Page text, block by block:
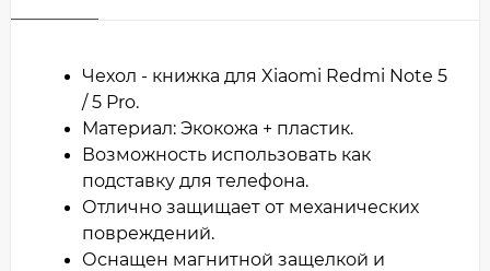
Чехол - книжка для Xiaomi Redmi Note 5
/ 5 Pro.
Материал: Экокожа + пластик.
Возможность использовать как
подставку для телефона.
Отлично защищает от механических
повреждений.
Оснащен магнитной защелкой и